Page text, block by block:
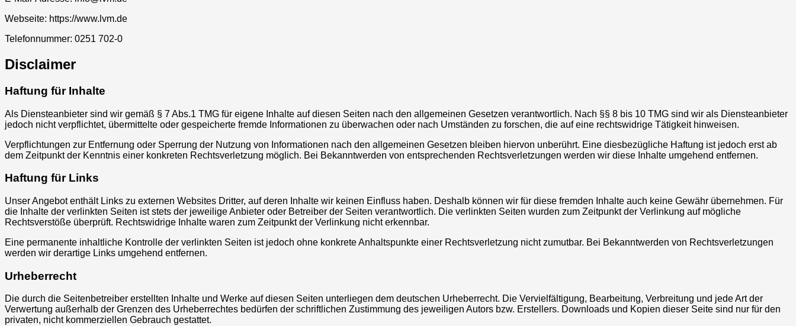
Webseite: https://www.lvm.de
Telefonnummer: 0251 702-0
Disclaimer
Haftung für Inhalte
Als Diensteanbieter sind wir gemäß § 7 Abs.1 TMG für eigene Inhalte auf diesen Seiten nach den allgemeinen Gesetzen verantwortlich. Nach §§ 8 bis 10 TMG sind wir als Diensteanbieter
jedoch nicht verpflichtet, übermittelte oder gespeicherte fremde Informationen zu überwachen oder nach Umständen zu forschen, die auf eine rechtswidrige Tätigkeit hinweisen.
Verpflichtungen zur Entfernung oder Sperrung der Nutzung von Informationen nach den allgemeinen Gesetzen bleiben hiervon unberührt. Eine diesbezügliche Haftung ist jedoch erst ab
dem Zeitpunkt der Kenntnis einer konkreten Rechtsverletzung möglich. Bei Bekanntwerden von entsprechenden Rechtsverletzungen werden wir diese Inhalte umgehend entfernen.
Haftung für Links
Unser Angebot enthält Links zu externen Websites Dritter, auf deren Inhalte wir keinen Einfluss haben. Deshalb können wir für diese fremden Inhalte auch keine Gewähr übernehmen. Für
die Inhalte der verlinkten Seiten ist stets der jeweilige Anbieter oder Betreiber der Seiten verantwortlich. Die verlinkten Seiten wurden zum Zeitpunkt der Verlinkung auf mögliche
Rechtsverstöße überprüft. Rechtswidrige Inhalte waren zum Zeitpunkt der Verlinkung nicht erkennbar.
Eine permanente inhaltliche Kontrolle der verlinkten Seiten ist jedoch ohne konkrete Anhaltspunkte einer Rechtsverletzung nicht zumutbar. Bei Bekanntwerden von Rechtsverletzungen
werden wir derartige Links umgehend entfernen.
Urheberrecht
Die durch die Seitenbetreiber erstellten Inhalte und Werke auf diesen Seiten unterliegen dem deutschen Urheberrecht. Die Vervielfältigung, Bearbeitung, Verbreitung und jede Art der
Verwertung außerhalb der Grenzen des Urheberrechtes bedürfen der schriftlichen Zustimmung des jeweiligen Autors bzw. Erstellers. Downloads und Kopien dieser Seite sind nur für den
privaten, nicht kommerziellen Gebrauch gestattet.